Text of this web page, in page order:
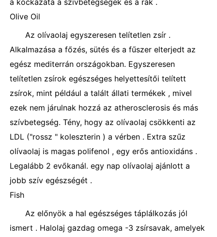
a kockázata a szívbetegségek és a rák .
Olive Oil
Az olívaolaj egyszeresen telítetlen zsír .
Alkalmazása a főzés, sütés és a fűszer elterjedt az
egész mediterrán országokban. Egyszeresen
telítetlen zsírok egészséges helyettesítői telített
zsírok, mint például a talált állati termékek , mivel
ezek nem járulnak hozzá az atherosclerosis és más
szívbetegség. Tény, hogy az olívaolaj csökkenti az
LDL ("rossz " koleszterin ) a vérben . Extra szűz
olívaolaj is magas polifenol , egy erős antioxidáns .
Legalább 2 evőkanál. egy nap olívaolaj ajánlott a
jobb szív egészségét .
Fish
Az előnyök a hal egészséges táplálkozás jól
ismert . Halolaj gazdag omega -3 zsírsavak, amelyek